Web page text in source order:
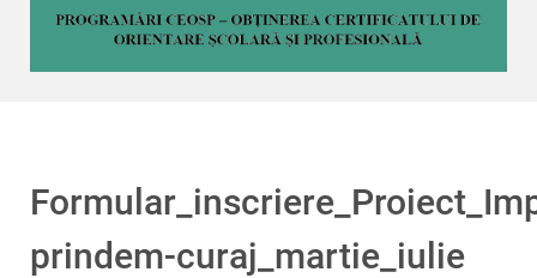
prindem-curaj_martie_iulie